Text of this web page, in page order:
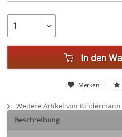
In den
Merken
Weitere Artikel von Kindermann
Beschreibung